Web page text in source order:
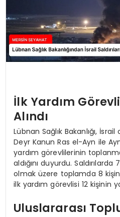
İlk Yardım
Alındı
Lübnan Sağlık Bakanlığı,
Deyr Kanun Ras el-Ayn ile
yardım görevlilerinin
aldığını duyurdu. Saldırılarda
olmak üzere toplamda 8
ilk yardım görevlisi 12 kişinin
Uluslararası